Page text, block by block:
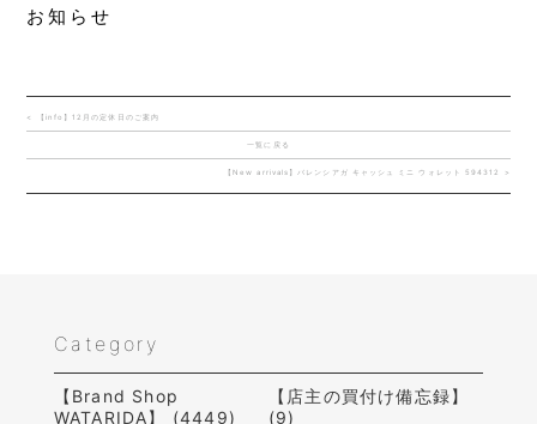
お知らせ
< 【info】12月の定休日のご案内
一覧に戻る
【New arrivals】バレンシアガ キャッシュ ミニ ウォレット 594312 >
Category
【Brand Shop
WATARIDA】 (4449)
【店主の買付け備忘録】
(9)